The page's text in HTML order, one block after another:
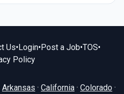
Us• Login• Post a Job•TOS•
Policy
Arkansas · California · Colorado ·